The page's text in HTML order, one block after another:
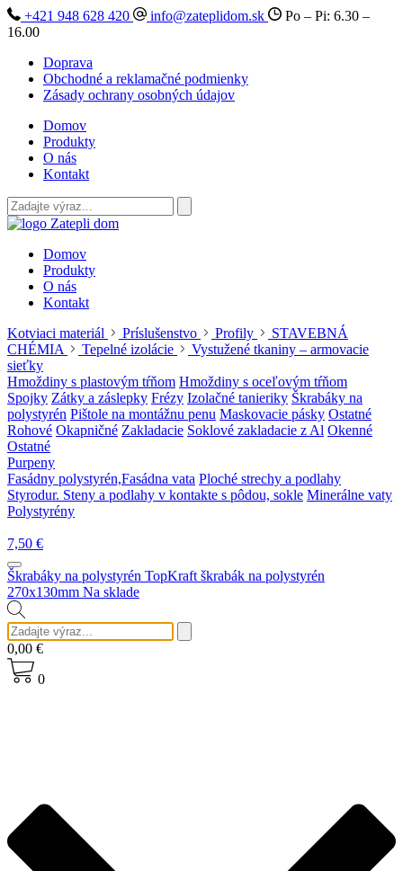
+421 948 628 420 info@zateplidom.sk
Po – Pi: 6.30 –
16.00
Doprava
Obchodné a reklamačné podmienky
Zásady ochrany osobných údajov
Domov
Produkty
O nás
Kontakt
Domov
Produkty
O nás
Kontakt
Kotviaci materiál
Príslušenstvo Profily
STAVEBNÁ
CHÉMIA
Tepelné izolácie
Vystužené tkaniny – armovacie
sieťky
Hmoždiny s plastovým tŕňom Hmoždiny s oceľovým tŕňom
Spojky Zátky a záslepky Frézy Izolačné tanieriky Škrabáky na
polystyrén Pištole na montážnu penu Maskovacie pásky Ostatné
Rohové Okapničné Zakladacie Soklové zakladacie z Al Okenné
Ostatné
Purpeny
Fasádny polystyrén,Fasádna vata Ploché strechy a podlahy
Styrodur. Steny a podlahy v kontakte s pôdou, sokle Minerálne vaty
Polystyrény
7,50 €
Škrabáky na polystyrén TopKraft škrabák na polystyrén
270x130mm Na sklade
0,00 €
0